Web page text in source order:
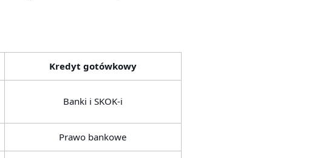
Kredyt gotówkowy
Banki i SKOK-i
Prawo bankowe